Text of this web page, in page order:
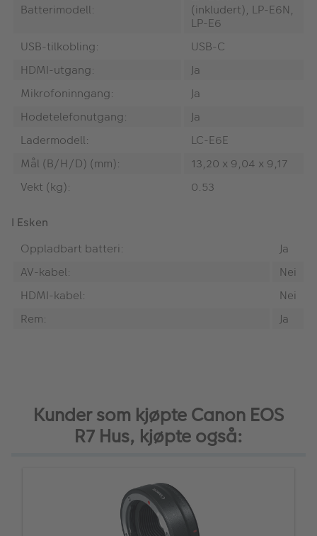
Batterimodell:
(inkludert), LP-E6N,
LP-E6
USB-tilkobling:
USB-C
HDMI-utgang:
Ja
Mikrofoninngang:
Ja
Hodetelefonutgang:
Ja
Ladermodell:
LC-E6E
Mål (B/H/D) (mm):
13,20 x 9,04 x 9,17
Vekt (kg):
0.53
I Esken
Oppladbart batteri:
Ja
AV-kabel:
Nei
HDMI-kabel:
Nei
Rem:
Ja
Kunder som kjøpte Canon EOS
R7 Hus, kjøpte også: